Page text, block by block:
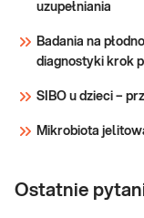
pyogenes i
paciorkowców
beta-
grupy A, C i G
(bad. bakter.)
uzupełniania
Badania na
diagnostyki krok
SIBO u dzieci –
Mikrobiota
Ostatnie